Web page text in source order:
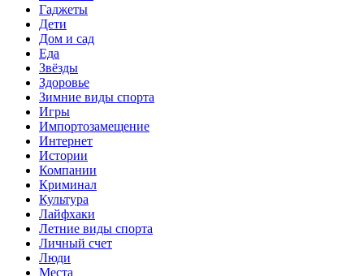
Гаджеты
Дети
Дом и сад
Еда
Звёзды
Здоровье
Зимние виды спорта
Игры
Импортозамещение
Интернет
Истории
Компании
Криминал
Культура
Лайфхаки
Летние виды спорта
Личный счет
Люди
Места